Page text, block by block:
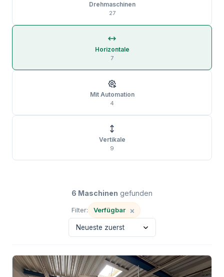
Drehmaschinen
27
Horizontale
7
Mit Automation
4
Vertikale
9
6 Maschinen gefunden
Verfügbar ×